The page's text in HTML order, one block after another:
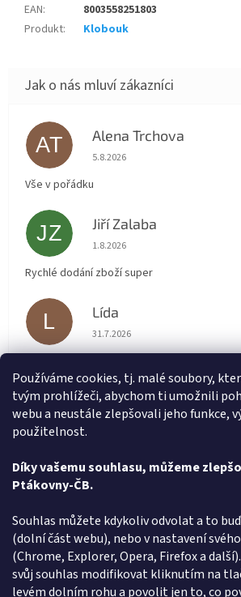
Používáme cookies, tj. malé soubory,
tvým prohlížeči, abychom ti umožnili
webu a neustále zlepšovali jeho funkce,
použitelnost.
Díky vašemu souhlasu, můžeme
Ptákovny-ČB.
Souhlas můžete kdykoliv odvolat a to
(dolní část webu), nebo v nastavení
(Chrome, Explorer, Opera, Firefox a
svůj souhlas modifikovat kliknutím na
levém dolním rohu a povolit jen to, co
EAN:
8003558251803
Produkt: Klobouk
AT Alena Trchova
Hodnocení obchodu je 5 z 5
5.8.2026
Vše v pořádku
JZ Jiří Zalaba
Hodnocení obchodu je 5 z 5
1.8.2026
Rychlé dodání zboží super
L Lída
Hodnocení obchodu je 5 z 5
31.7.2026
RS renata svačinová
Hodnocení obchodu je 5 z 5
31.7.2026
Způsob ověřování